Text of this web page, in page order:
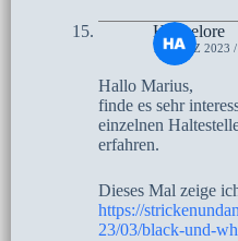
Hannelore
1. MÄRZ 2023
Hallo Marius,
finde es sehr
einzelnen
erfahren.
Dieses Mal zeige
https://
23/03/black-und-